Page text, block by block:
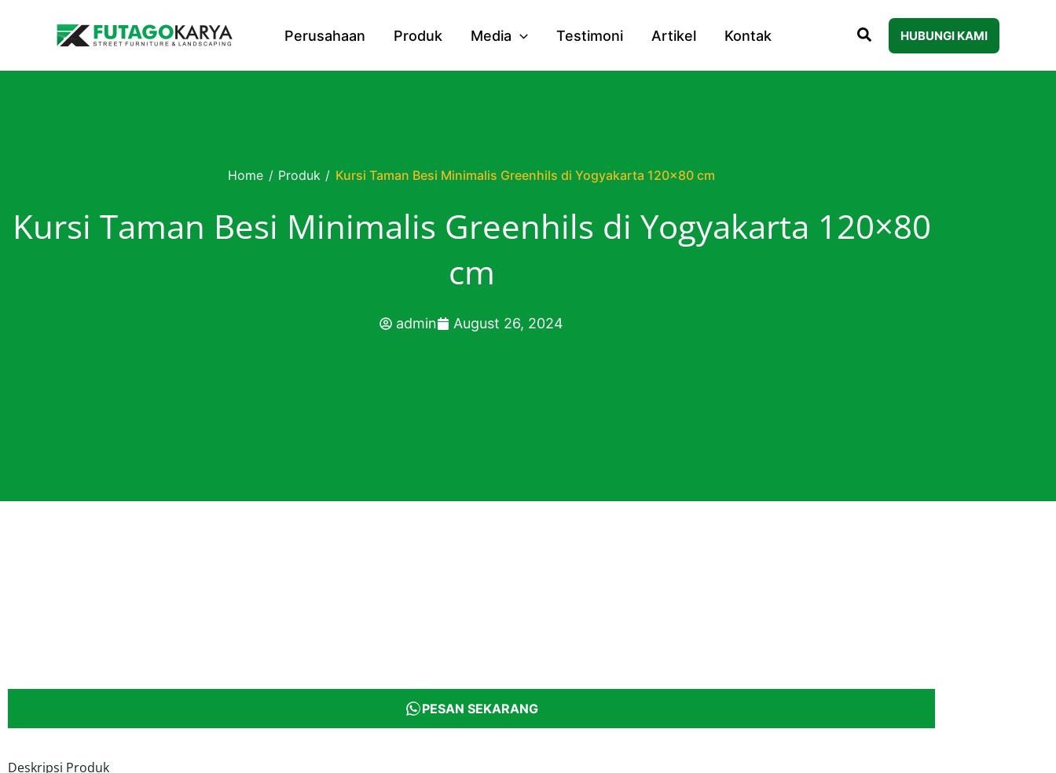
Perusahaan Produk Media Testimoni Artikel Kontak HUBUNGI KAMI
Home / Produk / Kursi Taman Besi Minimalis Greenhils di Yogyakarta 120×80 cm
Kursi Taman Besi Minimalis Greenhils di Yogyakarta 120×80
cm
admin August 26, 2024
PESAN SEKARANG
Deskripsi Produk